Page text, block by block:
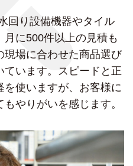
回り設備機器やタイル
に500件以上の見積も
現場に合わせた商品選び
います。スピードと正
使いますが、お客様に
やりがいを感じます。